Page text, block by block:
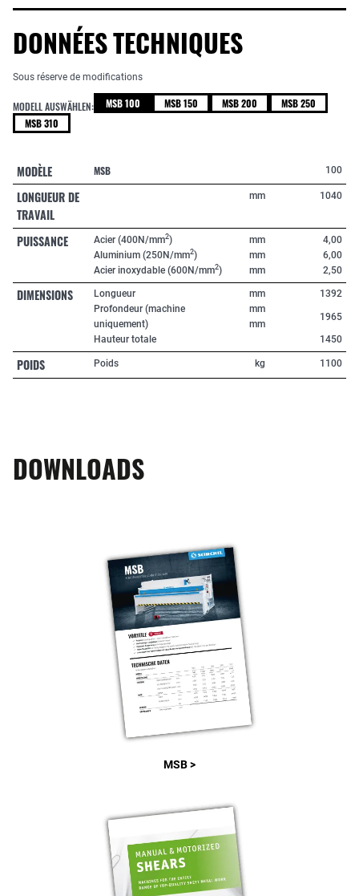
DONNÉES TECHNIQUES
Sous réserve de modifications
MODELL AUSWÄHLEN: MSB 100 MSB 150 MSB 200
MSB 250
MSB 310
MODÈLE MSB 100
LONGUEUR DE
TRAVAIL
mm 1040
PUISSANCE Acier (400N/mm2)
Aluminium (250N/mm2)
Acier inoxydable (600N/mm2)
mm
mm
mm
4,00
6,00
2,50
DIMENSIONS
Longueur
Profondeur (machine
uniquement)
Hauteur totale
mm
mm
mm
1392
1965
1450
POIDS Poids kg 1100
DOWNLOADS
MSB >